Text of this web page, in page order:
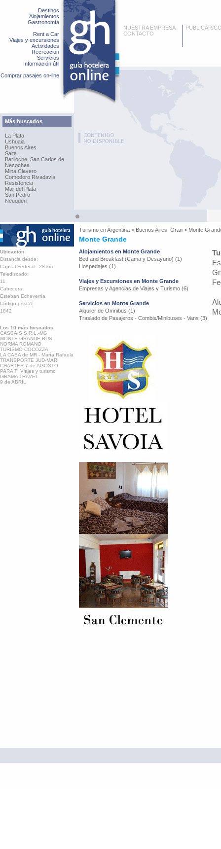
Destinos
Alojamientos
Gastronomía
Rent a Car
Viajes y excursiones
Actividades
Recreación
Servicios
Información útil
Comprar pasajes on-line
Más buscados
La Plata
Ushuaia
Buenos Aires
Salta
Bariloche, San Carlos de
Necochea
Mina Clavero
Comodoro Rivadavia
Resistencia
Mar del Plata
San Pedro
Neuquen
NUESTRA EMPRESA
CONTACTO
PUBLICAR/
Turismo enArgentina > Buenos Aires, Gran > Monte
Monte Grande
Ubicación
Distancia desde:
Capital Federal : 28 km
Telediscado:
11
Cabecera:
Esteban Echeverría
Código postal:
1842
Los 10 más buscados
CASCAIS S.R.L.-MG
MONTE GRANDE BUS
NORMA ROMANO
TURISMO COCOZZA
LA CASA de MR - María Rafaela
TRANSPORTE JUD-MAR
CHARTER 7 de AGOSTO
PARA TI Viajes y turismo
GRAMA TRAVEL
9 de ABRIL
Alojamientos en Monte Grande
Bed and Breakfast (Cama y Desayuno) (1)
Hospedajes (1)
Viajes y Excursiones en Monte Grande
Empresas y Agencias de Viajes y Turismo (6)
Servicios en Monte Grande
Alquiler de Omnibus (1)
Traslado de Pasajeros - Combis/Minibuses - Vans (3)